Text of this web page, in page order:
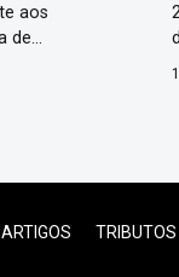
aos
de
criaram
ARTIGOS TRIBUTOS